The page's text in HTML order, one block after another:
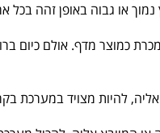
או גבוה באופן זהה בכל
כמוצר מדף. אולם כיום